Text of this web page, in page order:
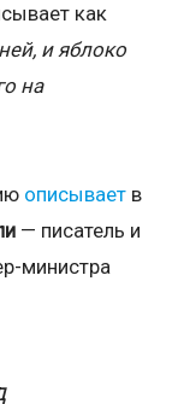
как
и яблоко
на
описывает в
— писатель и
министра